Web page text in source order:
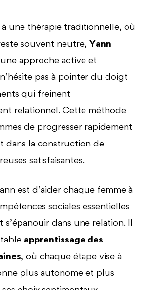
une thérapie traditionnelle, où
souvent neutre, Yann
approche active et
pas à pointer du doigt
qui freinent
relationnel. Cette méthode
de progresser rapidement
dans la construction de
satisfaisantes.
est d’aider chaque femme à
sociales essentielles
s’épanouir dans une relation. Il
apprentissage des
, où chaque étape vise à
plus autonome et plus